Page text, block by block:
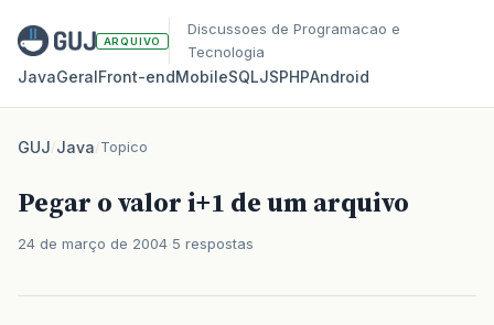
ARQUIVO
Discussoes de Programacao e
Tecnologia
JavaGeralFront‑endMobileSQLJSPHPAndroid
GUJ/Java/Topico
Pegar o valor i+1 de um arquivo
24 de março de 2004 5 respostas